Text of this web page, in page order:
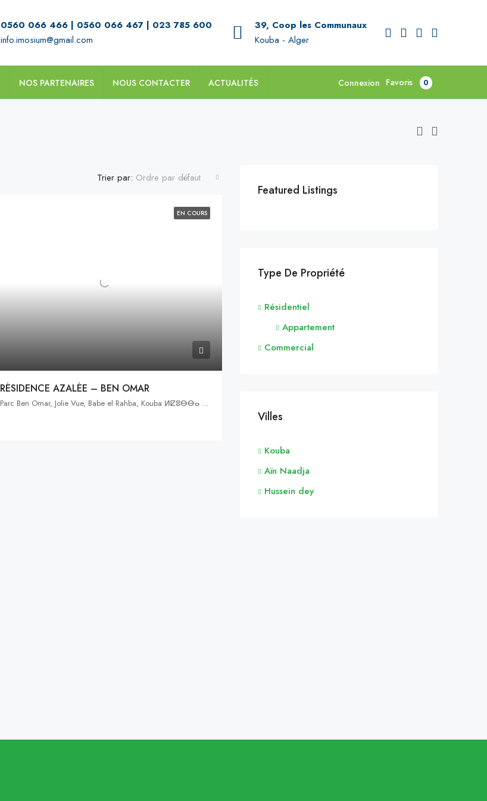
0560 066 466 | 0560 066 467 | 023 785 600
info.imosium@gmail.com
39, Coop les Communaux
Kouba - Alger
NOS PARTENAIRES NOUS CONTACTER ACTUALITÉS Connexion Favoris 0
Trier par: Ordre par défaut
EN COURS
RÉSIDENCE AZALÉE – BEN OMAR
Parc Ben Omar, Jolie Vue, Babe el Rahba, Kouba ⵍⵇⵓⴱⴱⴰ القبة, Hussein Dey, Alger, Algérie ⵍⵣⵣⴰⵢⴻⵔ الجزائر
Featured Listings
Type De Propriété
Résidentiel
Appartement
Commercial
Villes
Kouba
Aïn Naadja
Hussein dey